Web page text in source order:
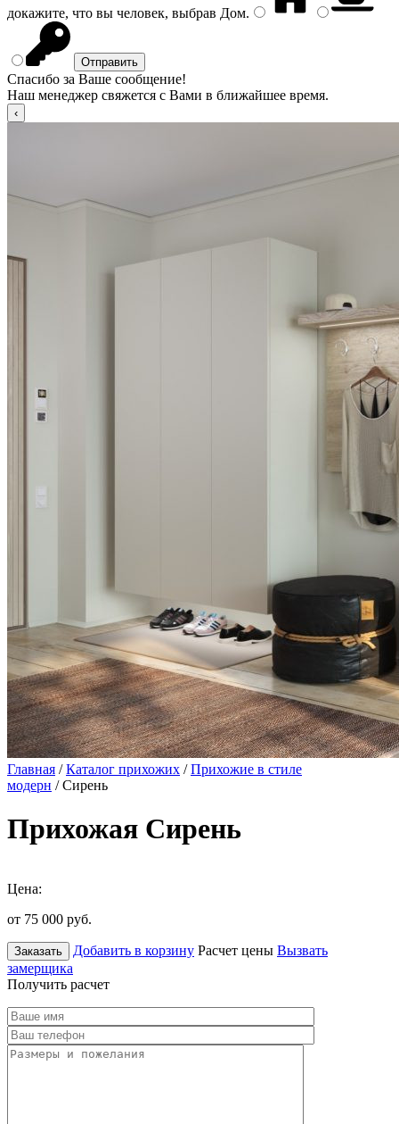
докажите, что вы человек, выбрав Дом.
Спасибо за Ваше сообщение!
Наш менеджер свяжется с Вами в ближайшее время.
Главная /Каталог прихожих /Прихожие в стиле
модерн / Сирень
Прихожая Сирень
Цена:
от 75 000 руб.
Заказать Добавить в корзину Расчет цены Вызвать
замерщика
Получить расчет